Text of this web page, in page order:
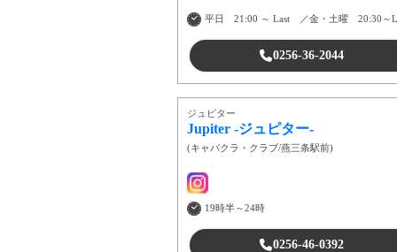
平日 21:00 ～ Last ／金・土曜 20:30～
0256-36-2044
ジュピター
Jupiter -ジュピター-
(キャバクラ・クラブ/燕三条駅前)
19時半～24時
0256-46-0392